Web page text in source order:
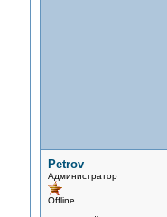
Petrov
Администратор
Offline